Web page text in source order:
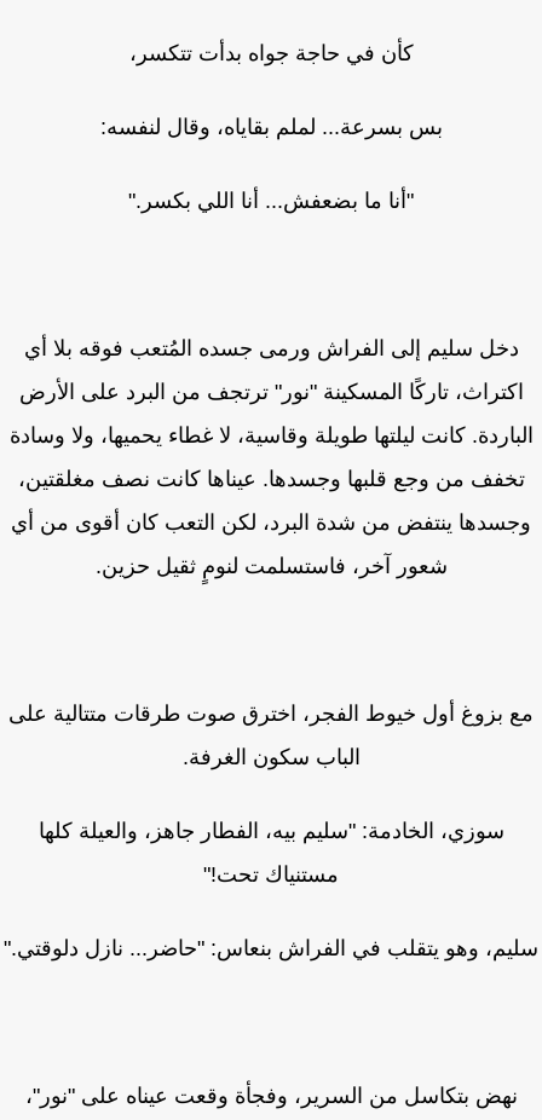
كأن في حاجة جواه بدأت تتكسر،
بس بسرعة... لملم بقاياه، وقال لنفسه:
"أنا ما بضعفش... أنا اللي بكسر."
دخل سليم إلى الفراش ورمى جسده المُتعب فوقه بلا أي
تاركًا المسكينة "نور" ترتجف من البرد على الأرض
كانت ليلتها طويلة وقاسية، لا غطاء يحميها، ولا وسادة
من وجع قلبها وجسدها. عيناها كانت نصف مغلقتين،
ينتفض من شدة البرد، لكن التعب كان أقوى من أي
شعور آخر، فاستسلمت لنومٍ ثقيل حزين.
بزوغ أول خيوط الفجر، اخترق صوت طرقات متتالية على
الباب سكون الغرفة.
سوزي، الخادمة: "سليم بيه، الفطار جاهز، والعيلة كلها
مستنياك تحت!"
وهو يتقلب في الفراش بنعاس: "حاضر... نازل دلوقتي."
نهض بتكاسل من السرير، وفجأة وقعت عيناه على "نور"،